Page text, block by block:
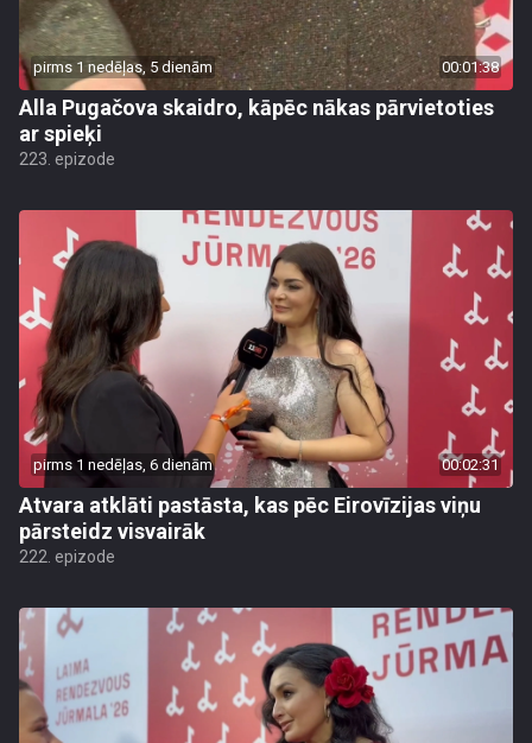
pirms 1 nedēļas, 5 dienām 00:01:38
Alla Pugačova skaidro, kāpēc nākas pārvietoties
ar spieķi
223. epizode
pirms 1 nedēļas, 6 dienām 00:02:31
Atvara atklāti pastāsta, kas pēc Eirovīzijas viņu
pārsteidz visvairāk
222. epizode